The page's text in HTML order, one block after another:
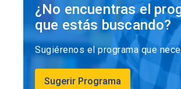
¿No encuentras el
que estás buscando?
Sugiérenos el programa que
Sugerir Programa